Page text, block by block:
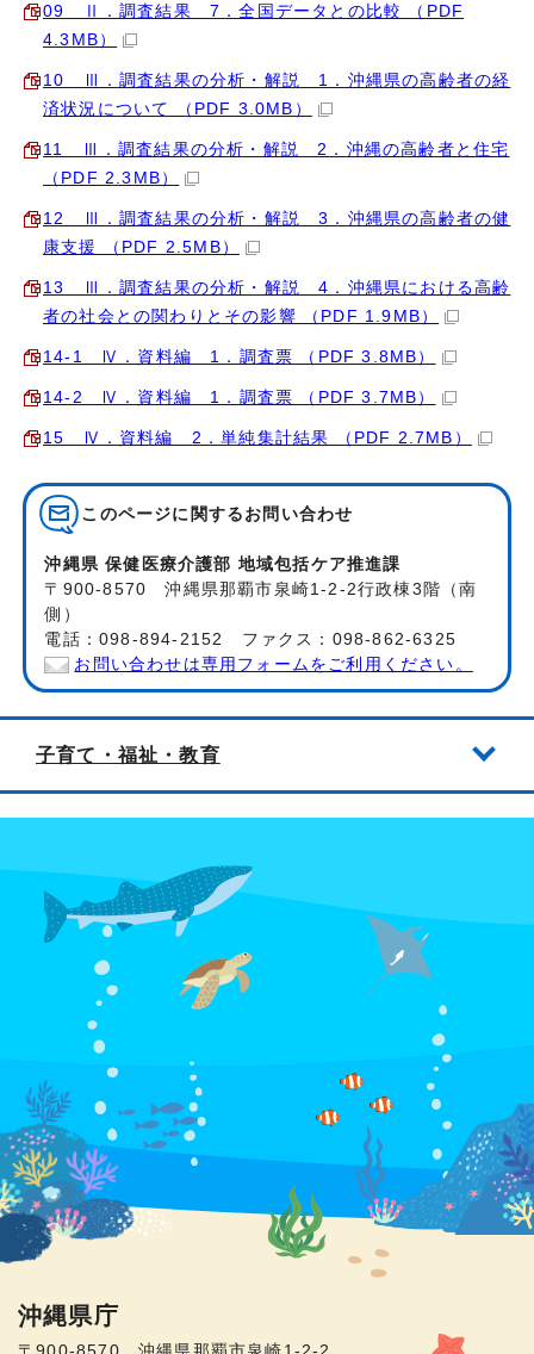
09 Ⅱ．調査結果 7．全国データとの比較 （PDF
4.3MB）
10 Ⅲ．調査結果の分析・解説 1．沖縄県の高齢者の経
済状況について （PDF 3.0MB）
11 Ⅲ．調査結果の分析・解説 2．沖縄の高齢者と住宅
（PDF 2.3MB）
12 Ⅲ．調査結果の分析・解説 3．沖縄県の高齢者の健
康支援 （PDF 2.5MB）
13 Ⅲ．調査結果の分析・解説 4．沖縄県における高齢
者の社会との関わりとその影響 （PDF 1.9MB）
14‐1 Ⅳ．資料編 1．調査票 （PDF 3.8MB）
14‐2 Ⅳ．資料編 1．調査票 （PDF 3.7MB）
15 Ⅳ．資料編 2．単純集計結果 （PDF 2.7MB）
このページに関する お問い合わせ
沖縄県 保健医療介護部 地域包括ケア推進課
〒900-8570 沖縄県那覇市泉崎1-2-2行政棟3階（南
側）
電話：098-894-2152 ファクス：098-862-6325
お問い合わせは専用フォームをご利用ください。
子育て・福祉・教育
沖縄県庁